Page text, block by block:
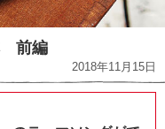
前編
2018年11月15日